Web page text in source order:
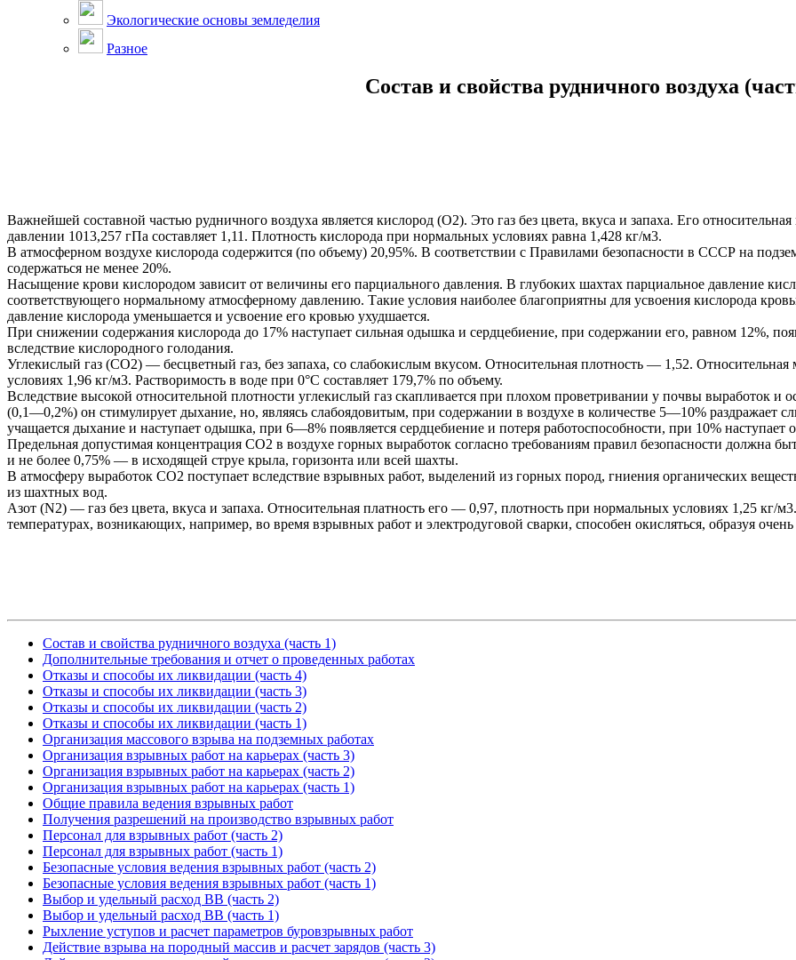
Экологические основы земледелия
Разное
Состав и свойства рудничного воздуха
Важнейшей составной частью рудничного воздуха является кислород (О2). Это газ без цвета, вкуса и запаха. Его
давлении 1013,257 гПа составляет 1,11. Плотность кислорода при нормальных условиях равна 1,428 кг/м3.
В атмосферном воздухе кислорода содержится (по объему) 20,95%. В соответствии с Правилами безопасности в СССР на
содержаться не менее 20%.
Насыщение крови кислородом зависит от величины его парциального давления. В глубоких шахтах парциальное давление
соответствующего нормальному атмосферному давлению. Такие условия наиболее благоприятны для усвоения кислорода
давление кислорода уменьшается и усвоение его кровью ухудшается.
При снижении содержания кислорода до 17% наступает сильная одышка и сердцебиение, при содержании его, равном 12%,
вследствие кислородного голодания.
Углекислый газ (СО2) — бесцветный газ, без запаха, со слабокислым вкусом. Относительная плотность — 1,52.
условиях 1,96 кг/м3. Растворимость в воде при 0°С составляет 179,7% по объему.
Вследствие высокой относительной плотности углекислый газ скапливается при плохом проветривании у почвы выработок
(0,1—0,2%) он стимулирует дыхание, но, являясь слабоядовитым, при содержании в воздухе в количестве 5—10% раздражает
учащается дыхание и наступает одышка, при 6—8% появляется сердцебиение и потеря работоспособности, при 10%
Предельная допустимая концентрация СО2 в воздухе горных выработок согласно требованиям правил безопасности должна
и не более 0,75% — в исходящей струе крыла, горизонта или всей шахты.
В атмосферу выработок СО2 поступает вследствие взрывных работ, выделений из горных пород, гниения органических
из шахтных вод.
Азот (N2) — газ без цвета, вкуса и запаха. Относительная платность его — 0,97, плотность при нормальных условиях 1,25 кг/
температурах, возникающих, например, во время взрывных работ и электродуговой сварки, способен окисляться, образуя
Состав и свойства рудничного воздуха (часть 1)
Дополнительные требования и отчет о проведенных работах
Отказы и способы их ликвидации (часть 4)
Отказы и способы их ликвидации (часть 3)
Отказы и способы их ликвидации (часть 2)
Отказы и способы их ликвидации (часть 1)
Организация массового взрыва на подземных работах
Организация взрывных работ на карьерах (часть 3)
Организация взрывных работ на карьерах (часть 2)
Организация взрывных работ на карьерах (часть 1)
Общие правила ведения взрывных работ
Получения разрешений на производство взрывных работ
Персонал для взрывных работ (часть 2)
Персонал для взрывных работ (часть 1)
Безопасные условия ведения взрывных работ (часть 2)
Безопасные условия ведения взрывных работ (часть 1)
Выбор и удельный расход ВВ (часть 2)
Выбор и удельный расход ВВ (часть 1)
Рыхление уступов и расчет параметров буровзрывных работ
Действие взрыва на породный массив и расчет зарядов (часть 3)